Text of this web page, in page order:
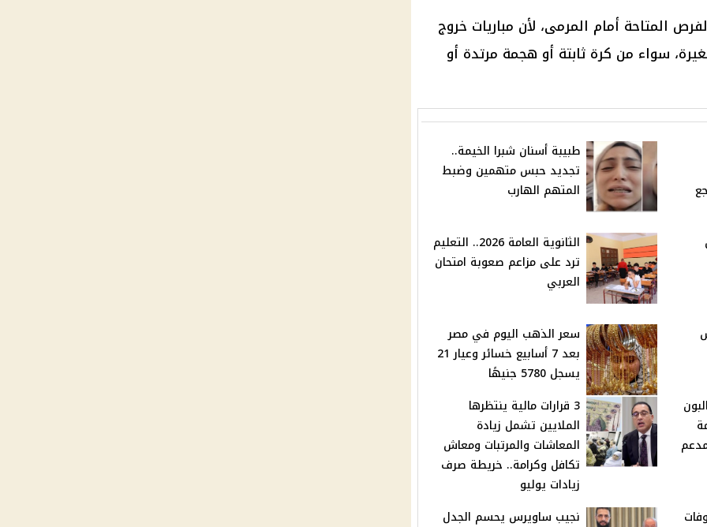
المتاحة أمام المرمى، لأن مباريات خروج
سواء من كرة ثابتة أو هجمة مرتدة أو
طبيبة أسنان شبرا الخيمة..
تجديد حبس متهمين وضبط
المتهم الهارب
الثانوية العامة 2026.. التعليم
ترد على مزاعم صعوبة امتحان
العربي
سعر الذهب اليوم في مصر
بعد 7 أسابيع خسائر وعيار 21
يسجل 5780 جنيهًا
3 قرارات مالية ينتظرها
الملايين تشمل زيادة
المعاشات والمرتبات ومعاش
تكافل وكرامة.. خريطة صرف
زيادات يوليو
نجيب ساويرس يحسم الجدل